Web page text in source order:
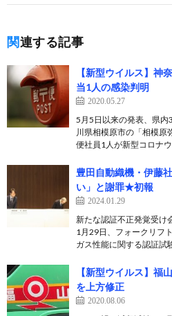
関連する記事
【新型ウイルス】神
当1人の感染判明
2020.05.27
5月5日以来の発表、県内
川県相模原市の「相模原
便社員1人が新型コロナ
豊田自動織機・伊藤
い」と謝罪★初報
2024.01.29
新たな認証不正発覚受け
1月29日、フォークリフ
ガス性能に関する認証試
【新型ウイルス】福
を上方修正
2020.08.06